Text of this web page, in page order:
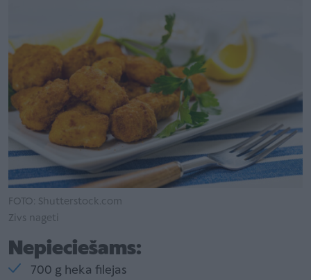
FOTO: Shutterstock.com
Zivs nageti
Nepieciešams:
700 g heka filejas